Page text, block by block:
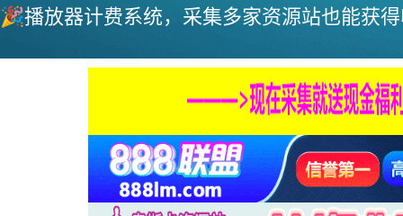
🎉播放器计费系统，采集多家资源站也能获